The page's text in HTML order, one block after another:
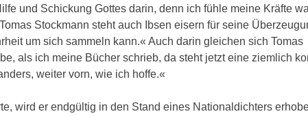
und Schickung Gottes darin, denn ich fühle meine Kräfte
Stockmann steht auch Ibsen eisern für seine
um sich sammeln kann.« Auch darin gleichen sich Tomas
als ich meine Bücher schrieb, da steht jetzt eine ziemlich
weiter vorn, wie ich hoffe.«
wird er endgültig in den Stand eines Nationaldichters